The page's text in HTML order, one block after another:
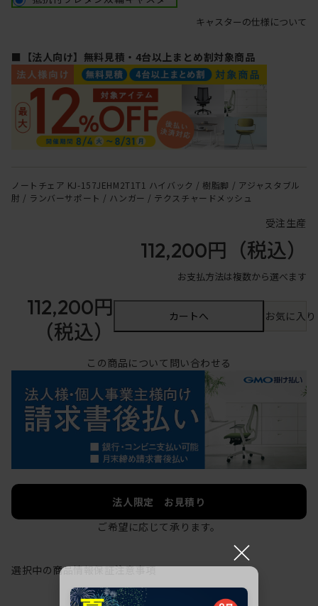
キャスターの仕様について
■【法人向け】無料見積・4台以上まとめ割対象商品
ノートチェア KJ-157JEHM2T1T1 ハイバック / 樹脂脚 / アジャスタブル
肘 / ランバーサポート / ハンガー / テクスチャードメッシュ
受注生産
112,200円 （税込）
お支払方法は複数から選べます
112,200円
（税込）
カートへ お気に入
この商品について問い合わせる
法人限定 お見積り
ご希望に応じて承ります。
選択中の商品情報保証注意事項
×